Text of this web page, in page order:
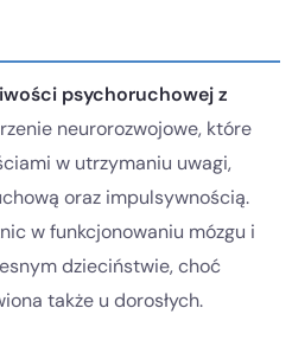
psychoruchowej z
neurorozwojowe, które
w utrzymaniu uwagi,
oraz impulsywnością.
w funkcjonowaniu mózgu i
dzieciństwie, choć
także u dorosłych.